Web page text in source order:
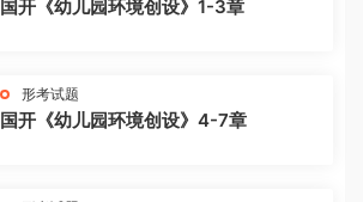
国开《幼儿园环境创设》1-3章
形考试题
国开《幼儿园环境创设》4-7章